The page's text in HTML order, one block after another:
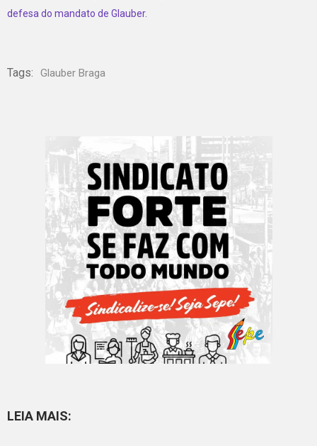
defesa do mandato de Glauber.
Tags: Glauber Braga
LEIA MAIS: